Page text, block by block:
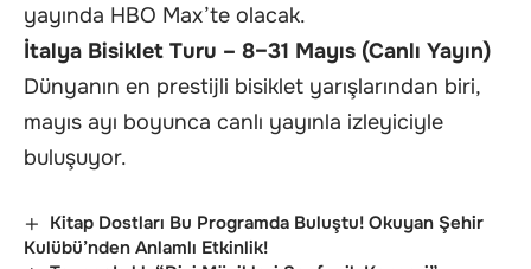
yayında HBO Max’te olacak.
İtalya Bisiklet Turu – 8–31 Mayıs (Canlı Yayın)
Dünyanın en prestijli bisiklet yarışlarından biri,
mayıs ayı boyunca canlı yayınla izleyiciyle
buluşuyor.
Kitap Dostları Bu Programda Buluştu! Okuyan Şehir
Kulübü’nden Anlamlı Etkinlik!